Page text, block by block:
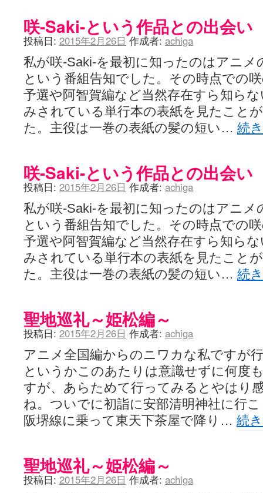
咲-Saki-という作品との出会い
投稿日: 2015年2月26日 作成者: achiga
私が咲-Saki-を最初に知ったのはアニメ
という番組告知でした。その時点での
予選や阿智賀編など当然存在すら知ら
みされている単行本の表紙を見たこと
た。主役は一巻の表紙の髪の短い… 続
咲-Saki-という作品との出会い
投稿日: 2015年2月26日 作成者: achiga
私が咲-Saki-を最初に知ったのはアニメ
という番組告知でした。その時点での
予選や阿智賀編など当然存在すら知ら
みされている単行本の表紙を見たこと
た。主役は一巻の表紙の髪の短い… 続
聖地巡礼～姫松編～
投稿日: 2015年2月26日 作成者: achiga
アニメ全国編からのニワカな私ですが
というかこのあたりは意識せずに何度
すが、あらためて行ってみるとやはり
ね。ついでに初詣に安部清明神社に行
阪堺線に乗って東天下茶屋で降り… 続
聖地巡礼～姫松編～
投稿日: 2015年2月26日 作成者: achiga